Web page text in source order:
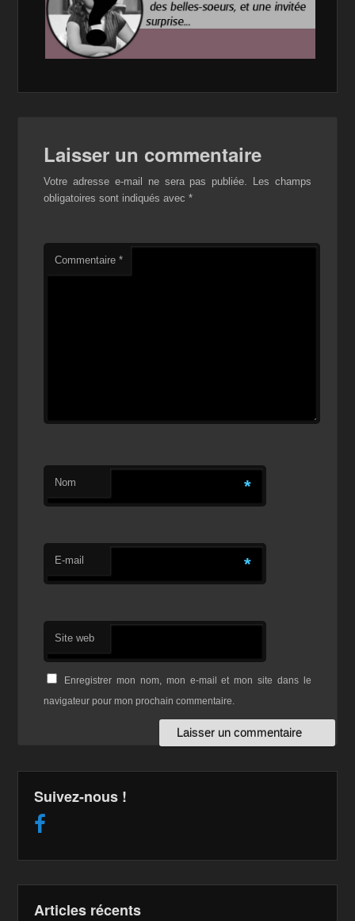
Laisser un commentaire
Votre adresse e-mail ne sera pas publiée.
Les champs
obligatoires sont indiqués avec*
Commentaire*
Nom *
E-mail *
Site web
Enregistrer mon nom, mon e-mail et mon site dans le
navigateur pour mon prochain commentaire.
Suivez-nous !
Articles récents